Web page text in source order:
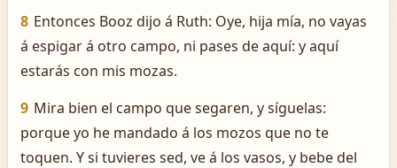
8 Entonces Booz dijo á Ruth: Oye, hija mía, no vayas
á espigar á otro campo, ni pases de aquí: y aquí
estarás con mis mozas.
9 Mira bien el campo que segaren, y síguelas:
porque yo he mandado á los mozos que no te
toquen. Y si tuvieres sed, ve á los vasos, y bebe del